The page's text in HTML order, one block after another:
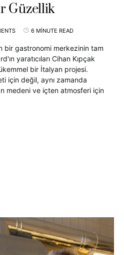
Güzellik
6 MINUTE READ
bir gastronomi merkezinin tam
yaratıcıları Cihan Kıpçak
bir İtalyan projesi.
için değil, aynı zamanda
medeni ve içten atmosferi için